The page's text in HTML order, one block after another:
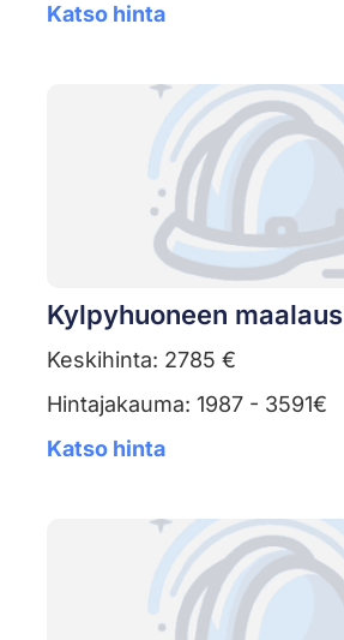
Katso hinta
Kylpyhuoneen maalaus
Keskihinta: 2785 €
Hintajakauma: 1987 - 3591€
Katso hinta